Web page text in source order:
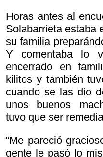
Horas antes al
Solabarrieta estaba
su familia
Y comentaba lo
encerrado en
kilitos y también
cuando se las dio
unos buenos
tuvo que ser
“Me pareció
gente le pasó lo